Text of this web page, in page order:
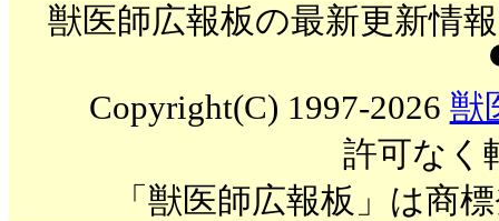
獣医師広報板の最新更新情
Copyright(C) 1997-2026 獣
許可なく
「獣医師広報板」は商